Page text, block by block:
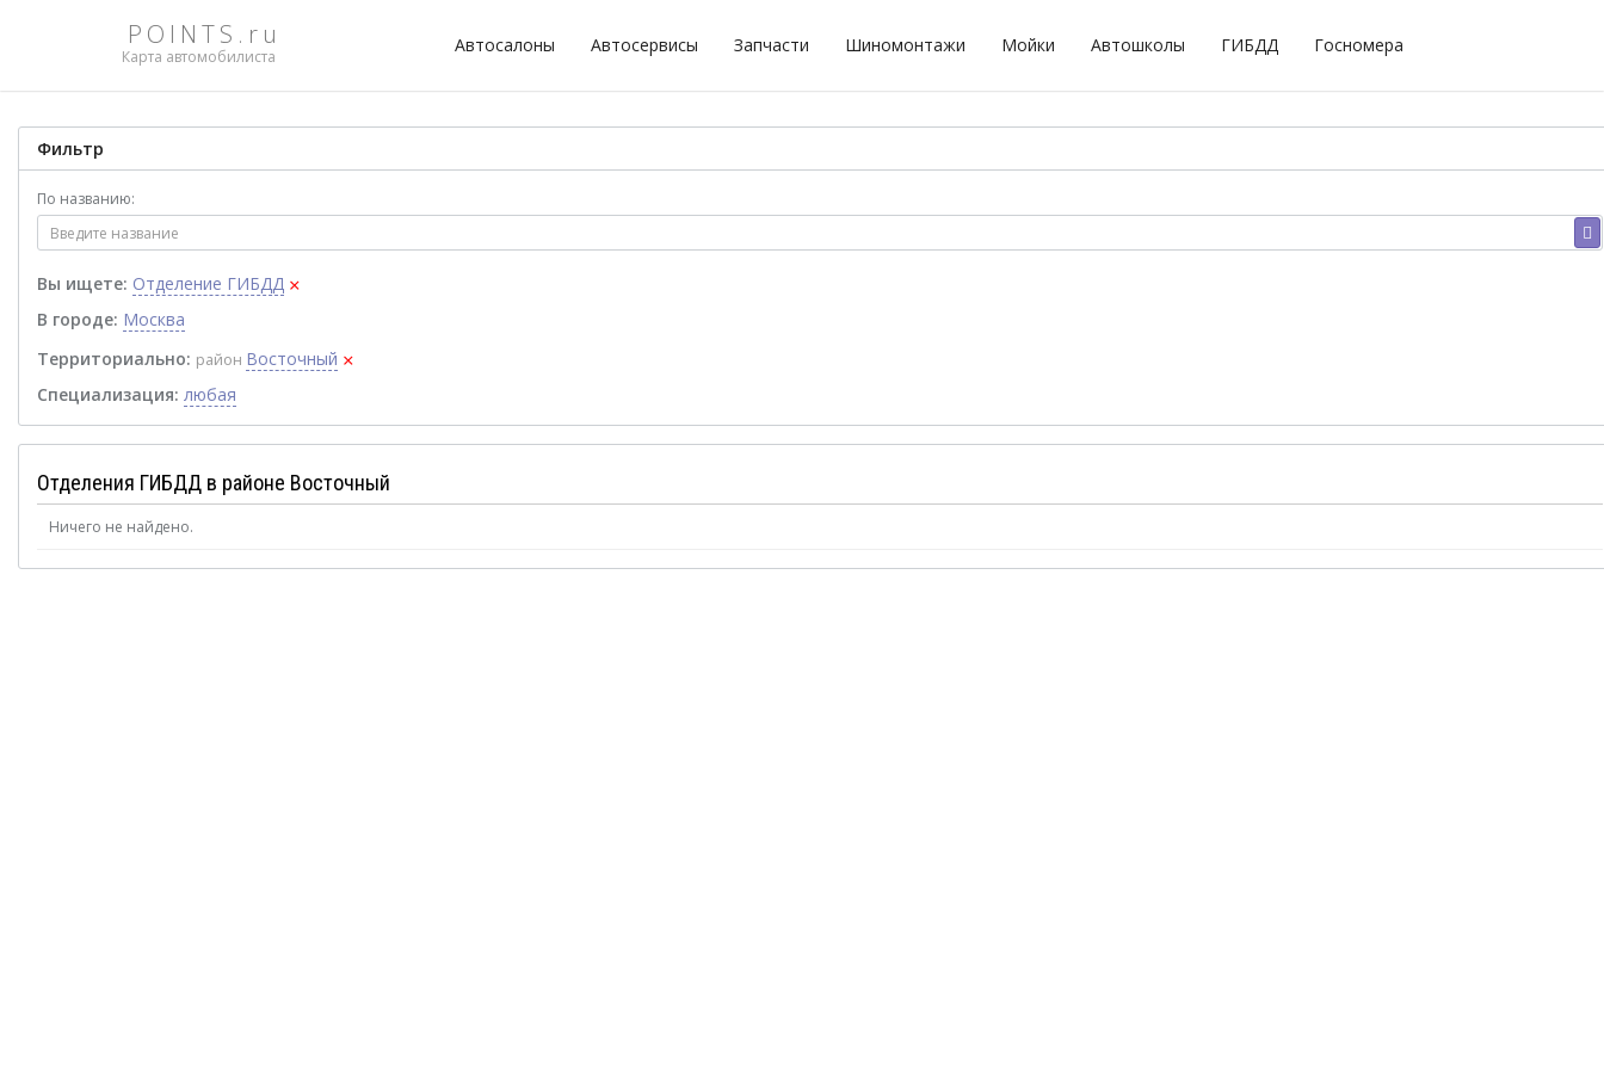
POINTS.ru
Карта автомобилиста
Автосалоны Автосервисы Запчасти Шиномонтажи Мойки Автошколы ГИБДД Госномера
Фильтр
По названию:
Вы ищете: Отделение ГИБДД ×
В городе: Москва
Территориально: район Восточный ×
Специализация: любая
Отделения ГИБДД в районе Восточный
Ничего не найдено.